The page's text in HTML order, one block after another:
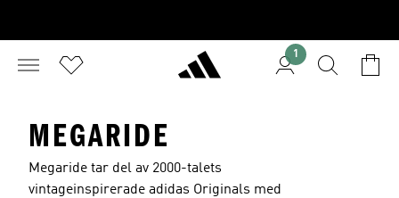
1
MEGARIDE
Megaride tar del av 2000-talets
vintageinspirerade adidas Originals med